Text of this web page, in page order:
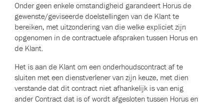
Onder geen enkele omstandigheid garandeert Horus de
gewenste/geviseerde doelstellingen van de Klant te
bereiken, met uitzondering van die welke expliciet zijn
opgenomen in de contractuele afspraken tussen Horus en
de Klant.
Het is aan de Klant om een onderhoudscontract af te
sluiten met een dienstverlener van zijn keuze, met dien
verstande dat dit contract niet afhankelijk is van enig
ander Contract dat is of wordt afgesloten tussen Horus en